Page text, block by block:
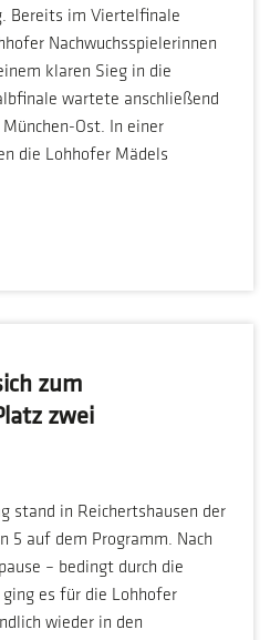
Bereits im Viertelfinale
Nachwuchsspielerinnen
klaren Sieg in die
wartete anschließend
Ost. In einer
die Lohhofer Mädels
zum
zwei
stand in Reichertshausen der
5 auf dem Programm. Nach
– bedingt durch die
ging es für die Lohhofer
wieder in den